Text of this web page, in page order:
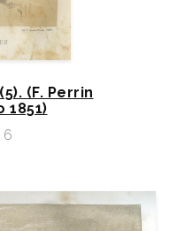
(F. Perrin
1851)
6